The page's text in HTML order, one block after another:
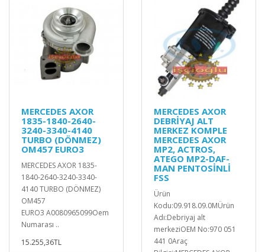
MERCEDES AXOR
1835-1840-2640-
3240-3340-4140
TURBO (DÖNMEZ)
OM457 EURO3
MERCEDES AXOR 1835-
1840-2640-3240-3340-
4140 TURBO (DÖNMEZ)
OM457
EURO3 A0080965099Oem
Numarası ..
15.255,36TL
MERCEDES AXOR
DEBRİYAJ ALT
MERKEZ KOMPLE
MERCEDES AXOR
MP2, ACTROS,
ATEGO MP2-DAF-
MAN PENTOSİNLİ
FSS
Ürün
Kodu:09.918.09.0MÜrün
Adı:Debriyaj alt
merkeziOEM No:970 051
441 0Araç